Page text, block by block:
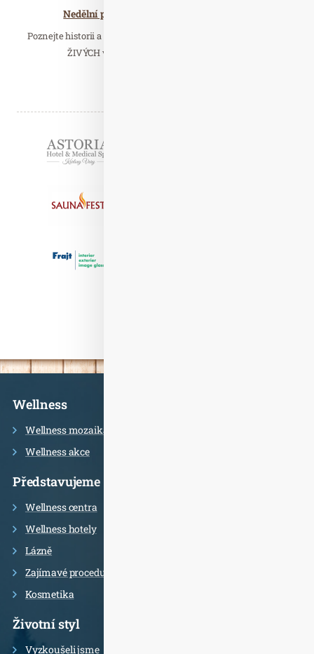
Nedělní prohlídky Lobkowiczkého paláce
Poznejte historii a krásu muzea Lobkowiczkého paláce během
ŽIVÝCH virtuálních prohlídek vysílaných…
Informace
Wellness
Wellness mozaika
Wellness akce
Představujeme
Wellness centra
Wellness hotely
Lázně
Zajímavé procedury
Kosmetika
Životní styl
Vyzkoušeli jsme